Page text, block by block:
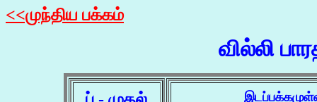
<<முந்திய பக்கம்
வில்லி